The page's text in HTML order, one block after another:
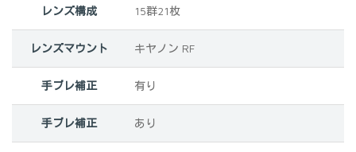
レンズ構成 15群21枚
レンズマウント ‎キヤノン RF
手ブレ補正 ‎有り
手ブレ補正 ‎あり